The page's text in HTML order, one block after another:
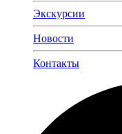
Экскурсии
Новости
Контакты